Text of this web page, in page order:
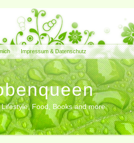
Impressum & Datenschutz
Lifestyle, Food, Books and more